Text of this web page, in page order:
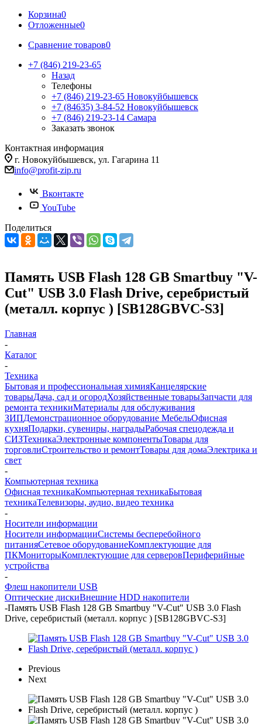
Корзина0
Отложенные0
Сравнение товаров0
+7 (846) 219-23-65
Назад
Телефоны
+7 (846) 219-23-65 Новокуйбышевск
+7 (84635) 3-84-52 Новокуйбышевск
+7 (846) 219-23-14 Самара
Заказать звонок
Контактная информация
г. Новокуйбышевск, ул. Гагарина 11
info@profit-zip.ru
Вконтакте
YouTube
Поделиться
Память USB Flash 128 GB Smartbuy "V-
Cut" USB 3.0 Flash Drive, серебристый
(металл. корпус ) [SB128GBVC-S3]
Главная
-
Каталог
-
Техника
Бытовая и профессиональная химияКанцелярские
товарыДача, сад и огородХозяйственные товарыЗапчасти для
ремонта техникиМатериалы для обслуживания
ЗИПДемонстрационное оборудование МебельОфисная
кухняПодарки, сувениры, наградыРабочая спецодежда и
СИЗТехникаЭлектронные компонентыТовары для
торговлиСтроительство и ремонтТовары для домаЭлектрика и
свет
-
Компьютерная техника
Офисная техникаКомпьютерная техникаБытовая
техникаТелевизоры, аудио, видео техника
-
Носители информации
Носители информацииСистемы бесперебойного
питанияСетевое оборудованиеКомплектующие для
ПКМониторыКомплектующие для серверовПериферийные
устройства
-
Флеш накопители USB
Оптические дискиВнешние HDD накопители
-Память USB Flash 128 GB Smartbuy "V-Cut" USB 3.0 Flash
Drive, серебристый (металл. корпус ) [SB128GBVC-S3]
Previous
Next